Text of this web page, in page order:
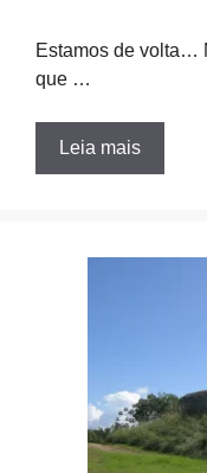
Estamos de volta…
que …
Leia mais